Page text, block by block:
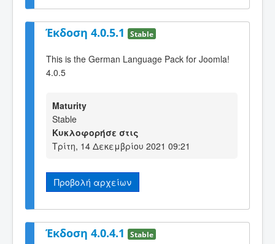
Έκδοση 4.0.5.1 Stable
This is the German Language Pack for Joomla!
4.0.5
Maturity
Stable
Κυκλοφορήσε στις
Τρίτη, 14 Δεκεμβρίου 2021 09:21
Προβολή αρχείων
Έκδοση 4.0.4.1 Stable